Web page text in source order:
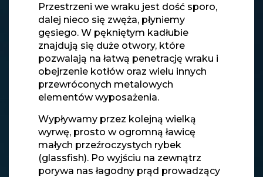
Przestrzeni we wraku jest dość sporo,
dalej nieco się zwęża, płyniemy
gęsiego. W pękniętym kadłubie
znajdują się duże otwory, które
pozwalają na łatwą penetrację wraku i
obejrzenie kotłów oraz wielu innych
przewróconych metalowych
elementów wyposażenia.
Wypływamy przez kolejną wielką
wyrwę, prosto w ogromną ławicę
małych przeźroczystych rybek
(glassfish). Po wyjściu na zewnątrz
porywa nas łagodny prąd prowadzący